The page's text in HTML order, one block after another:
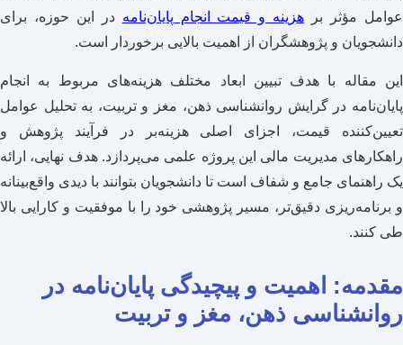
عوامل مؤثر بر هزینه و قیمت انجام پایان‌نامه در این حوزه، برای
دانشجویان و پژوهشگران از اهمیت بالایی برخوردار است.
این مقاله با هدف تبیین ابعاد مختلف هزینه‌های مربوط به انجام
پایان‌نامه در گرایش روانشناسی ذهن، مغز و تربیت، به تحلیل عوامل
تعیین‌کننده قیمت، اجزای اصلی هزینه‌بر در فرآیند پژوهش و
راهکارهای مدیریت مالی این پروژه علمی می‌پردازد. هدف نهایی، ارائه
یک راهنمای جامع و شفاف است تا دانشجویان بتوانند با دیدی واقع‌بینانه
و برنامه‌ریزی دقیق‌تر، مسیر پژوهشی خود را با موفقیت و کارایی بالا
طی کنند.
مقدمه: اهمیت و پیچیدگی پایان‌نامه در
روانشناسی ذهن، مغز و تربیت